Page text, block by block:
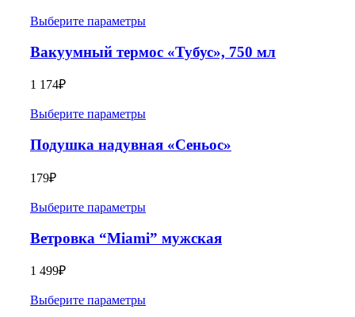
Выберите параметры
Вакуумный термос «Тубус», 750 мл
1 174₽
Выберите параметры
Подушка надувная «Сеньос»
179₽
Выберите параметры
Ветровка “Miami” мужская
1 499₽
Выберите параметры